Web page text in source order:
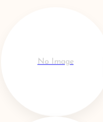
No Image